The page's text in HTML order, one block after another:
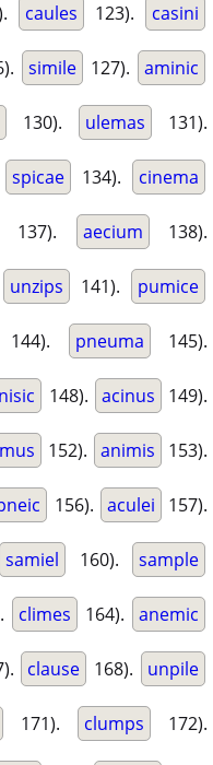
caules 123). casini
simile 127). aminic
130). ulemas 131).
spicae 134). cinema
137). aecium 138).
unzips 141). pumice
144). pneuma 145).
148). acinus 149).
152). animis 153).
156). aculei 157).
samiel 160). sample
climes 164). anemic
clause 168). unpile
171). clumps 172).